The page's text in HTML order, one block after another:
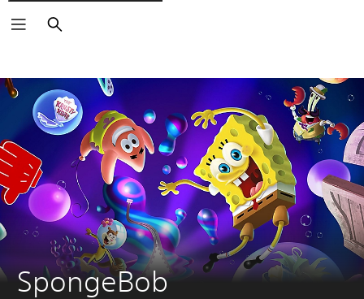
Suchen
SpongeBob